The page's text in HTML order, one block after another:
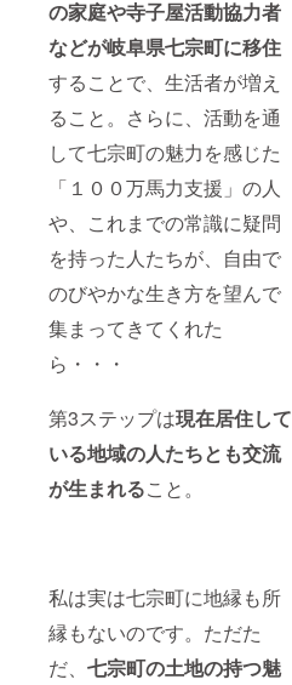
の家庭や寺子屋活動協力者
などが岐阜県七宗町に移住
することで、生活者が増え
ること。さらに、活動を通
して七宗町の魅力を感じた
「１００万馬力支援」の人
や、これまでの常識に疑問
を持った人たちが、自由で
のびやかな生き方を望んで
集まってきてくれた
ら・・・
第3ステップは現在居住して
いる地域の人たちとも交流
が生まれること。
私は実は七宗町に地縁も所
縁もないのです。ただた
だ、 七宗町の土地の持つ魅